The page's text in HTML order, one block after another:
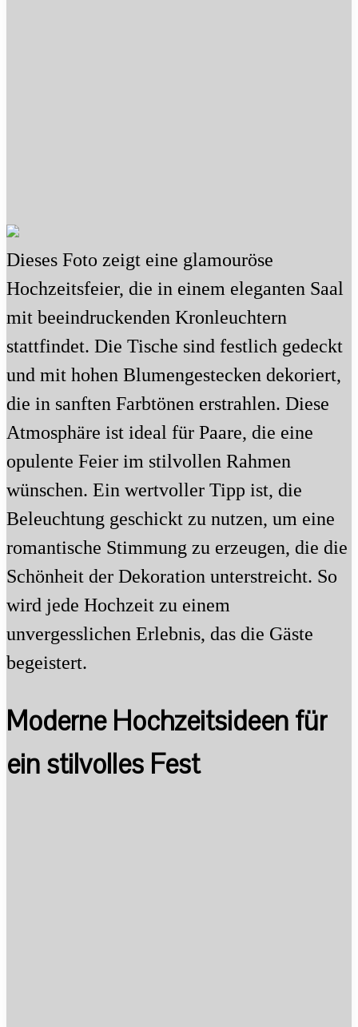
Dieses Foto zeigt eine glamouröse
Hochzeitsfeier, die in einem eleganten Saal
mit beeindruckenden Kronleuchtern
stattfindet. Die Tische sind festlich gedeckt
und mit hohen Blumengestecken dekoriert,
die in sanften Farbtönen erstrahlen. Diese
Atmosphäre ist ideal für Paare, die eine
opulente Feier im stilvollen Rahmen
wünschen. Ein wertvoller Tipp ist, die
Beleuchtung geschickt zu nutzen, um eine
romantische Stimmung zu erzeugen, die die
Schönheit der Dekoration unterstreicht. So
wird jede Hochzeit zu einem
unvergesslichen Erlebnis, das die Gäste
begeistert.
Moderne Hochzeitsideen für
ein stilvolles Fest